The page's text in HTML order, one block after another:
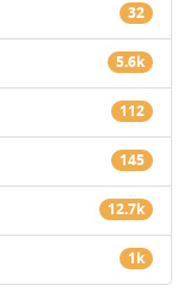
32
5.6k
112
145
12.7k
1k